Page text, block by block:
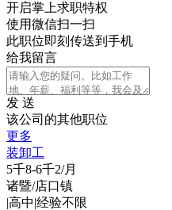
开启掌上求职特权
使用微信扫一扫
此职位即刻传送到手机
给我留言
发 送
该公司的其他职位
更多
装卸工
5千8-6千2/月
诸暨/店口镇
|高中|经验不限